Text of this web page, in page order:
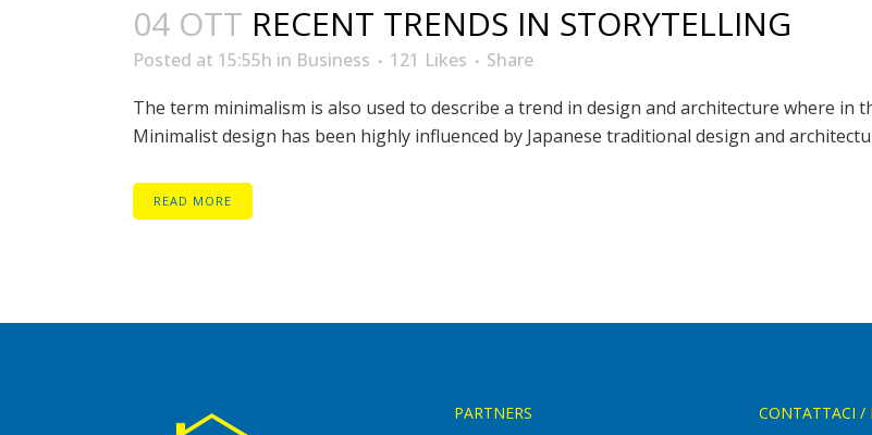
04 OTT RECENT TRENDS IN STORYTELLING
Posted at 15:55h in Business 121 Likes
Share
The term minimalism is also used to describe a trend in design and architecture where in
Minimalist design has been highly influenced by Japanese traditional design and
READ MORE
PARTNERS CONTATTACI /